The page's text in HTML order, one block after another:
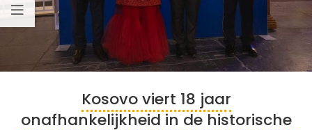
Kosovo viert 18 jaar
onafhankelijkheid in de historische